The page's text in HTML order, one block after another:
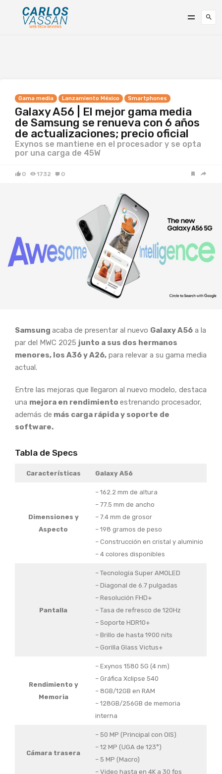
Gama media Lanzamiento México Smartphones
Galaxy A56 | El mejor gama media
de Samsung se renueva con 6 años
de actualizaciones; precio oficial
Exynos se mantiene en el procesador y se opta
por una carga de 45W
0 1732 0
Samsung acaba de presentar al nuevo Galaxy A56 a la
par del MWC 2025 junto a sus dos hermanos
menores, los A36 y A26, para relevar a su gama media
actual.
Entre las mejoras que llegaron al nuevo modelo, destaca
una mejora en rendimiento estrenando procesador,
además de más carga rápida y soporte de
software.
Tabla de Specs
Características Galaxy A56
Dimensiones y
Aspecto
– 162.2 mm de altura
– 77.5 mm de ancho
– 7.4 mm de grosor
– 198 gramos de peso
– Construcción en cristal y aluminio
– 4 colores disponibles
Pantalla
– Tecnología Super AMOLED
– Diagonal de 6.7 pulgadas
– Resolución FHD+
– Tasa de refresco de 120Hz
– Soporte HDR10+
– Brillo de hasta 1900 nits
– Gorilla Glass Victus+
Rendimiento y
Memoria
– Exynos 1580 5G (4 nm)
– Gráfica Xclipse 540
– 8GB/12GB en RAM
– 128GB/256GB de memoria
interna
Cámara trasera
– 50 MP (Principal con OIS)
– 12 MP (UGA de 123°)
– 5 MP (Macro)
– Video hasta en 4K a 30 fps